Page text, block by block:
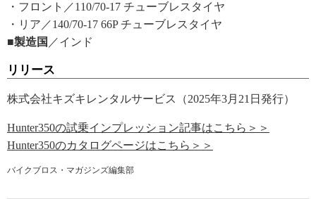
・フロント／110/70-17 チューブレスタイヤ
・リア／140/70-17 66P チューブレスタイヤ
■製造国 ／インド
リリース
株式会社キズキレンタルサービス（2025年3月21日発行）
Hunter350の試乗インプレッション記事はこちら＞＞
Hunter350のカタログページはこちら＞＞
バイクブロス・マガジンズ編集部